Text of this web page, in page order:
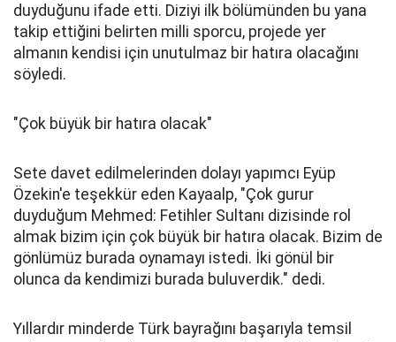
duyduğunu ifade etti. Diziyi ilk bölümünden bu yana
takip ettiğini belirten milli sporcu, projede yer
almanın kendisi için unutulmaz bir hatıra olacağını
söyledi.
"Çok büyük bir hatıra olacak"
Sete davet edilmelerinden dolayı yapımcı Eyüp
Özekin'e teşekkür eden Kayaalp, "Çok gurur
duyduğum Mehmed: Fetihler Sultanı dizisinde rol
almak bizim için çok büyük bir hatıra olacak. Bizim de
gönlümüz burada oynamayı istedi. İki gönül bir
olunca da kendimizi burada buluverdik." dedi.
Yıllardır minderde Türk bayrağını başarıyla temsil